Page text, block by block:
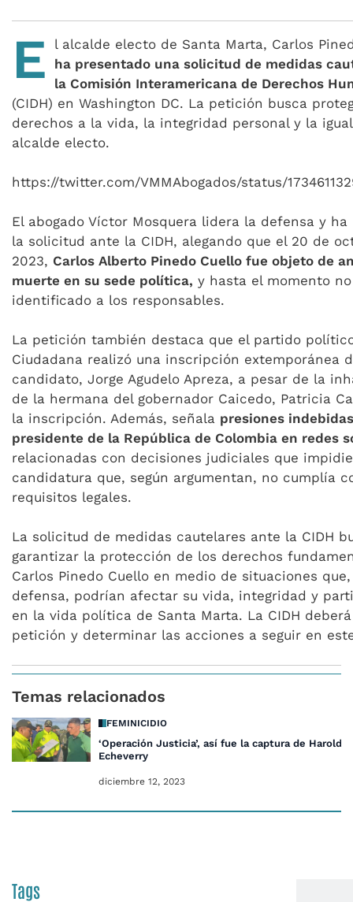
E
l alcalde electo de Santa Marta, Carlos
ha presentado una solicitud de medidas
la Comisión Interamericana de Derechos
(CIDH) en Washington DC. La petición busca
derechos a la vida, la integridad personal y la
alcalde electo.
https://twitter.com/VMMAbogados/status/
El abogado Víctor Mosquera lidera la defensa y ha
la solicitud ante la CIDH, alegando que el 20 de
2023, Carlos Alberto Pinedo Cuello fue objeto de
muerte en su sede política, y hasta el momento
identificado a los responsables.
La petición también destaca que el partido
Ciudadana realizó una inscripción extemporánea
candidato, Jorge Agudelo Apreza, a pesar de la
de la hermana del gobernador Caicedo, Patricia
la inscripción. Además, señala presiones
presidente de la República de Colombia en redes
relacionadas con decisiones judiciales que
candidatura que, según argumentan, no cumplía
requisitos legales.
La solicitud de medidas cautelares ante la CIDH
garantizar la protección de los derechos
Carlos Pinedo Cuello en medio de situaciones
defensa, podrían afectar su vida, integridad y
en la vida política de Santa Marta. La CIDH
petición y determinar las acciones a seguir en
Temas relacionados
FEMINICIDIO
‘Operación Justicia’, así fue la captura de Harold
Echeverry
diciembre 12, 2023
Tags